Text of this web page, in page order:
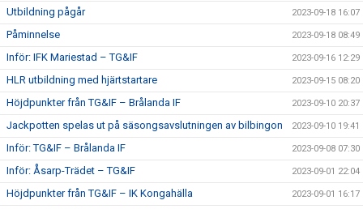
Utbildning pågår 2023-09-18 16:07
Påminnelse 2023-09-18 08:49
Inför: IFK Mariestad – TG&IF 2023-09-16 12:29
HLR utbildning med hjärtstartare 2023-09-15 08:20
Höjdpunkter från TG&IF – Brålanda IF 2023-09-10 20:37
Jackpotten spelas ut på säsongsavslutningen av bilbingon 2023-09-10 19:41
Inför: TG&IF – Brålanda IF 2023-09-08 07:30
Inför: Åsarp-Trädet – TG&IF 2023-09-01 22:04
Höjdpunkter från TG&IF – IK Kongahälla 2023-09-01 16:17